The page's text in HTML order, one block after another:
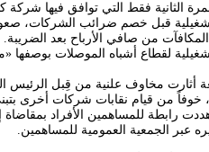
الثانية فقط التي توافق فيها
قبل خصم ضرائب الشركات،
لقطاع أشباه الموصلات
أثارت مخاوف علنية من قِبل الرئيس
خوفاً من قيام نقابات شركات أخرى
رابطة للمساهمين الأفراد بمقاضاة
عبر الجمعية العمومية للمساهمين.